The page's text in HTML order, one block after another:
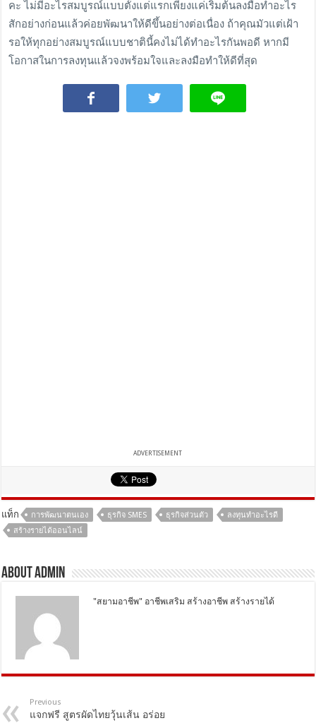
คะ ไม่มีอะไรสมบูรณ์แบบตั้งแต่แรกเพียงแค่เริ่มต้นลงมือทำอะไร
สักอย่างก่อนแล้วค่อยพัฒนาให้ดีขึ้นอย่างต่อเนื่อง ถ้าคุณมัวแต่เฝ้า
รอให้ทุกอย่างสมบูรณ์แบบชาตินี้คงไม่ได้ทำอะไรกันพอดี หากมี
โอกาสในการลงทุนแล้วจงพร้อมใจและลงมือทำให้ดีที่สุด
ADVERTISEMENT
แท็ก การพัฒนาตนเอง ธุรกิจ SMES ธุรกิจส่วนตัว
ลงทุนทําอะไรดี
สร้างรายได้ออนไลน์
About Admin
"สยามอาชีพ" อาชีพเสริม สร้างอาชีพ สร้างรายได้
Previous
แจกฟรี สูตรผัดไทยวุ้นเส้น อร่อย